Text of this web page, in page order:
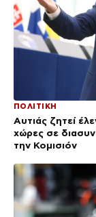
ΠΟΛΙΤΙΚΗ
Αυτιάς ζητεί
χώρες σε
την Κομισιόν